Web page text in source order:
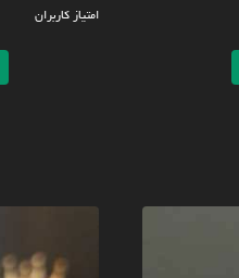
امتیاز کاربران